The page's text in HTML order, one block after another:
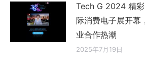
Tech G 2024 精
际消费电子展开幕
业合作热潮
2025年7月19日